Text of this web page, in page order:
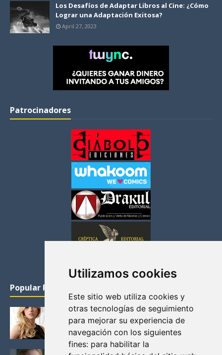
Utilizamos cookies
Este sitio web utiliza cookies y
otras tecnologías de seguimiento
para mejorar su experiencia de
navegación con los siguientes
fines: para habilitar la
Los Desafíos de Adaptar Libros al Cine: ¿Cómo
Lograr una Adaptación Exitosa?
April 27, 2023
Patrocinadores
Popular Posts
KATHERYN WINNICK: LA ACTRIZ MAS GUAPA DE
VIKINGOS
Junio 14, 2013